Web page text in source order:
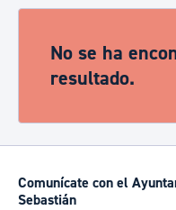
No se ha
resultado.
Comunícate con el
Sebastián